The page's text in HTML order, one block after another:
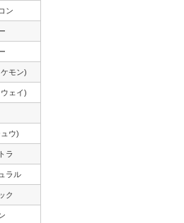
ン
モン)
ェイ)
ウ)
ラ
ラル
ク